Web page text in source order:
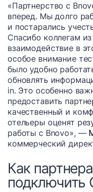
«Партнерство с
вперед. Мы долго
и постарались
Спасибо коллегам
взаимодействие в
особое внимание
было удобно
обновлять
in. Это особенно
предоставить
качественный и
отельеры оценят
работы с Bnovo», —
коммерческий
Как
подключить